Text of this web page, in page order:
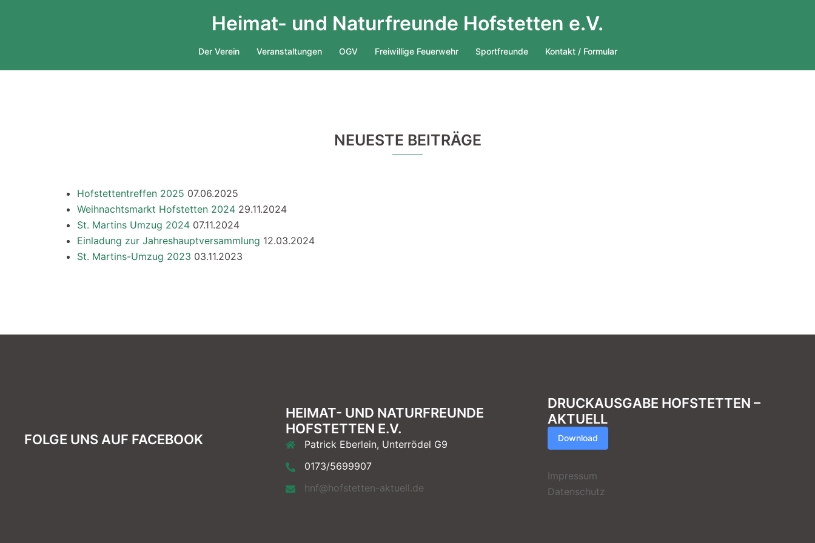
Heimat- und Naturfreunde Hofstetten e.V.
Der Verein Veranstaltungen OGV Freiwillige Feuerwehr Sportfreunde Kontakt / Formular
NEUESTE BEITRÄGE
Hofstettentreffen 2025 07.06.2025
Weihnachtsmarkt Hofstetten 2024 29.11.2024
St. Martins Umzug 2024 07.11.2024
Einladung zur Jahreshauptversammlung 12.03.2024
St. Martins-Umzug 2023 03.11.2023
FOLGE UNS AUF FACEBOOK
HEIMAT- UND NATURFREUNDE
HOFSTETTEN E.V.
Patrick Eberlein, Unterrödel G9
0173/5699907
hnf@hofstetten-aktuell.de
DRUCKAUSGABE HOFSTETTEN –
AKTUELL
Download
Impressum
Datenschutz